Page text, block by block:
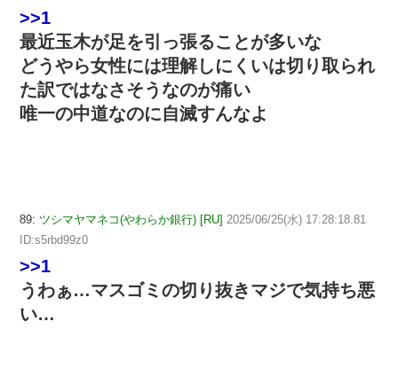
>>1
最近玉木が足を引っ張ることが多いな
どうやら女性には理解しにくいは切り取られ
た訳ではなさそうなのが痛い
唯一の中道なのに自滅すんなよ
89: ツシマヤマネコ(やわらか銀行) [RU] 2025/06/25(水) 17:28:18.81
ID:s5rbd99z0
>>1
うわぁ…マスゴミの切り抜きマジで気持ち悪
い…